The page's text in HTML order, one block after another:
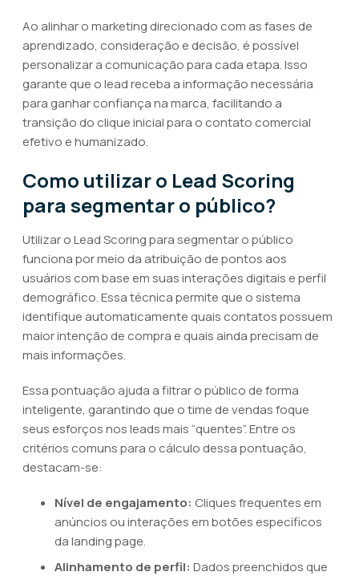
Ao alinhar o marketing direcionado com as fases de
aprendizado, consideração e decisão, é possível
personalizar a comunicação para cada etapa. Isso
garante que o lead receba a informação necessária
para ganhar confiança na marca, facilitando a
transição do clique inicial para o contato comercial
efetivo e humanizado.
Como utilizar o Lead Scoring
para segmentar o público?
Utilizar o Lead Scoring para segmentar o público
funciona por meio da atribuição de pontos aos
usuários com base em suas interações digitais e perfil
demográfico. Essa técnica permite que o sistema
identifique automaticamente quais contatos possuem
maior intenção de compra e quais ainda precisam de
mais informações.
Essa pontuação ajuda a filtrar o público de forma
inteligente, garantindo que o time de vendas foque
seus esforços nos leads mais “quentes”. Entre os
critérios comuns para o cálculo dessa pontuação,
destacam-se:
Nível de engajamento: Cliques frequentes em
anúncios ou interações em botões específicos
da landing page.
Alinhamento de perfil: Dados preenchidos que